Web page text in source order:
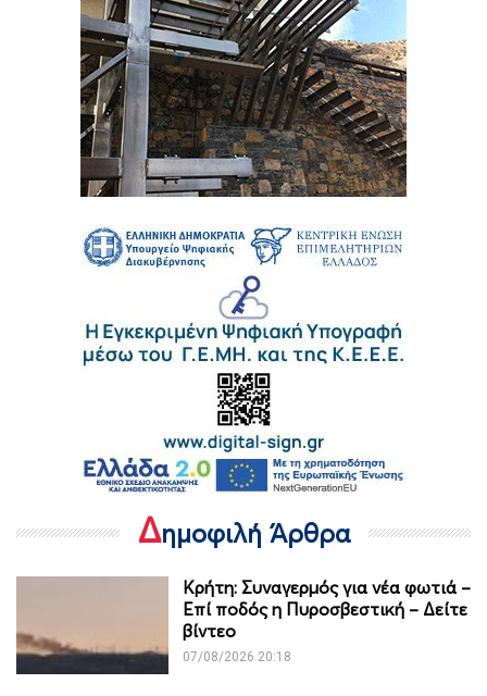
Δημοφιλή Άρθρα
Κρήτη: Συναγερμός για νέα φωτιά –
Επί ποδός η Πυροσβεστική – Δείτε
βίντεο
07/08/2026 20:18